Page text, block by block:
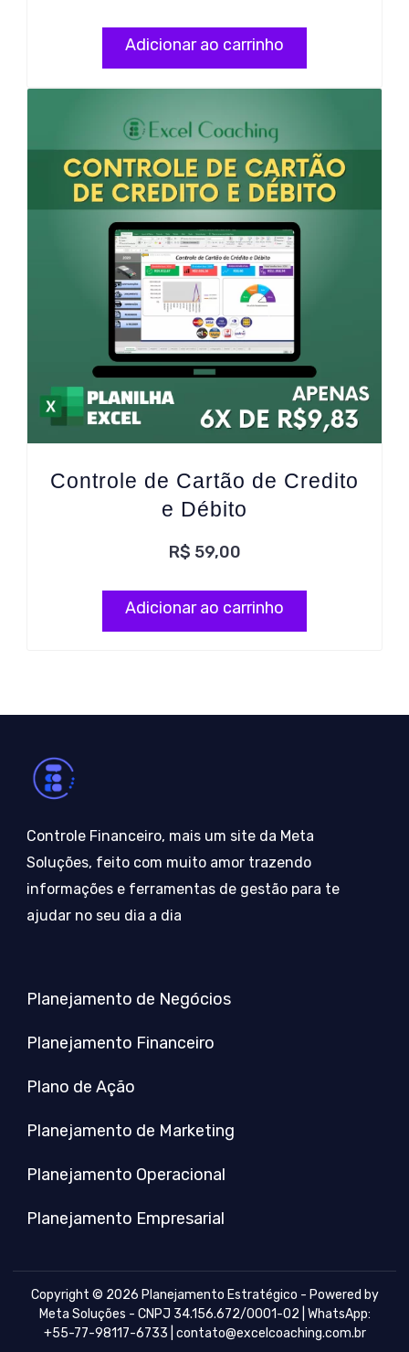
Adicionar ao carrinho
Controle de Cartão de Credito
e Débito
R$ 59,00
Adicionar ao carrinho
Controle Financeiro, mais um site da Meta
Soluções, feito com muito amor trazendo
informações e ferramentas de gestão para te
ajudar no seu dia a dia
Planejamento de Negócios
Planejamento Financeiro
Plano de Ação
Planejamento de Marketing
Planejamento Operacional
Planejamento Empresarial
Copyright © 2026 Planejamento Estratégico - Powered by
Meta Soluções - CNPJ 34.156.672/0001-02 | WhatsApp:
+55-77-98117-6733 | contato@excelcoaching.com.br